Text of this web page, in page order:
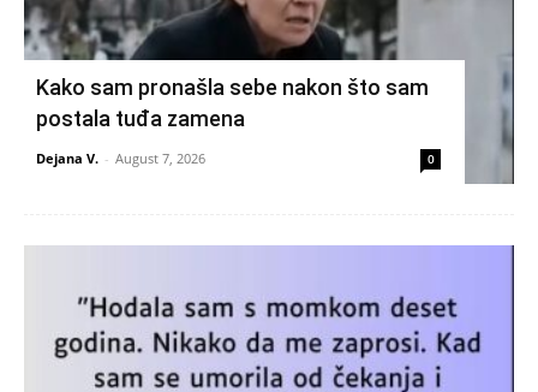
Kako sam pronašla sebe nakon što sam
postala tuđa zamena
Dejana V. - August 7, 2026 0